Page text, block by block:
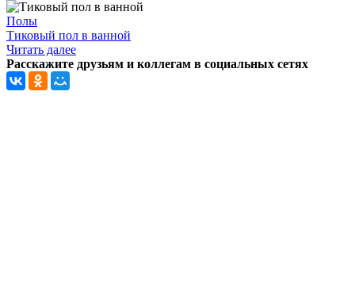
Полы
Тиковый пол в ванной
Читать далее
Расскажите друзьям и коллегам в социальных сетях